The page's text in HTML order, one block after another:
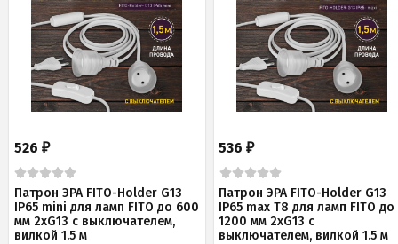
526 ₽
Патрон ЭРА FITO-Holder G13
IP65 mini для ламп FITO до 600
мм 2хG13 с выключателем,
вилкой 1.5 м
536₽
Патрон ЭРА FITO-Holder G13
IP65 mах Т8 для ламп FITO до
1200 мм 2хG13 с
выключателем, вилкой 1.5 м